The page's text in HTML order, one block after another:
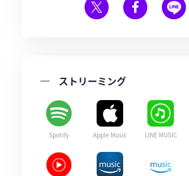
ストリーミング
Spotify Apple Music LINE MUSIC